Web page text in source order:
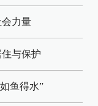
力量
与保护
鱼得水”